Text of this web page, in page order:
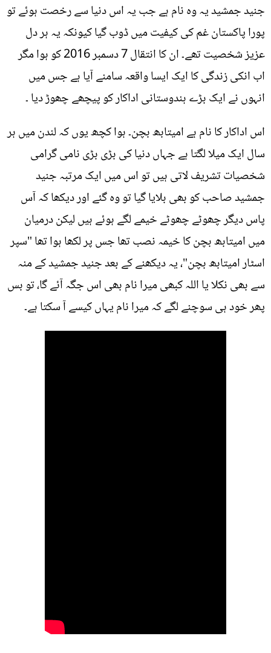
جنید جمشید یہ وہ نام ہے جب یہ اس دنیا سے رخصت ہوئے تو
پورا پاکستان غم کی کیفیت میں ڈوب گیا کیونکہ یہ ہر دل
عزیز شخصیت تھے۔ ان کا انتقال 7 دسمبر 2016 کو ہوا مگر
اب انکی زندگی کا ایک ایسا واقعہ سامنے آیا ہے جس میں
انہوں نے ایک بڑے ہندوستانی اداکار کو پیچھے چھوڑ دیا ۔
اس اداکار کا نام ہے امیتابھ بچن۔ ہوا کچھ یوں کہ لندن میں ہر
سال ایک میلا لگتا ہے جہاں دنیا کی بڑی بڑی نامی گرامی
شخصیات تشریف لاتی ہیں تو اس میں ایک مرتبہ جنید
جمشید صاحب کو بھی بلایا گیا تو وہ گئے اور دیکھا کہ آس
پاس دیگر چھوٹے چھوٹے خیمے لگے ہوئے ہیں لیکن درمیان
میں امیتابھ بچن کا خیمہ نصب تھا جس پر لکھا ہوا تھا "سپر
اسٹار امیتابھ بچن"، یہ دیکھنے کے بعد جنید جمشید کے منہ
سے بھی نکلا یا اللہ کبھی میرا نام بھی اس جگہ آئے گا، تو بس
پھر خود ہی سوچنے لگے کہ میرا نام یہاں کیسے آ سکتا ہے۔